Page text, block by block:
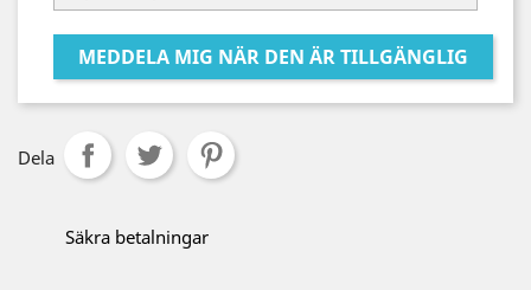
MEDDELA MIG NÄR DEN ÄR TILLGÄNGLIG
Dela
Säkra betalningar